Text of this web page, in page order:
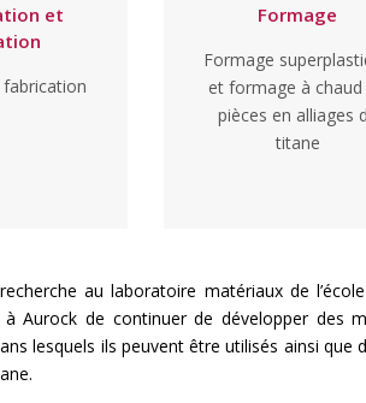
et
Formage
Formage
et formage à chaud
pièces en alliages
titane
au laboratoire matériaux de
Aurock de continuer de développer des
lesquels ils peuvent être utilisés ainsi